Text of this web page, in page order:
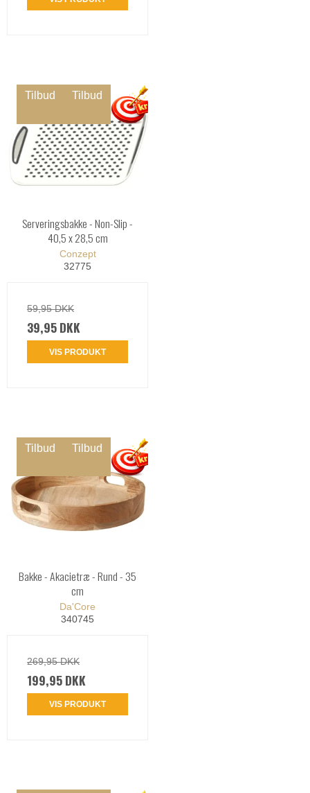
Tilbud Tilbud
Serveringsbakke - Non-Slip -
40,5 x 28,5 cm
Conzept
32775
59,95 DKK
39,95 DKK
VIS PRODUKT
Tilbud Tilbud
Bakke - Akacietræ - Rund - 35
cm
Da'Core
340745
269,95 DKK
199,95 DKK
VIS PRODUKT